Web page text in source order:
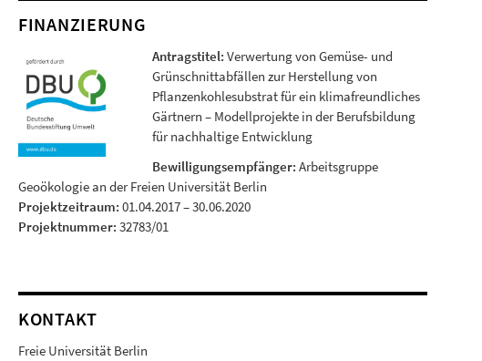
FINANZIERUNG
Antragstitel: Verwertung von Gemüse- und
Grünschnittabfällen zur Herstellung von
Pflanzenkohlesubstrat für ein klimafreundliches
Gärtnern – Modellprojekte in der Berufsbildung
für nachhaltige Entwicklung
Bewilligungsempfänger: Arbeitsgruppe
Geoökologie an der Freien Universität Berlin
Projektzeitraum: 01.04.2017 – 30.06.2020
Projektnummer:32783/01
KONTAKT
Freie Universität Berlin